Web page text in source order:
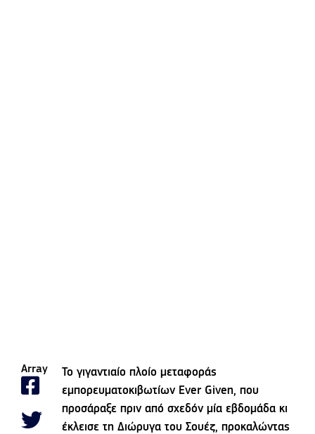
Array
Το γιγαντιαίο πλοίο μεταφοράς
εμπορευματοκιβωτίων Ever Given, που
προσάραξε πριν από σχεδόν μία εβδομάδα κι
έκλεισε τη Διώρυγα του Σουέζ, προκαλώντας